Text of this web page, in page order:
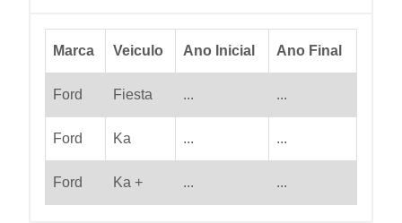
Marca Veiculo Ano Inicial Ano Final
Ford Fiesta ... ...
Ford Ka ... ...
Ford Ka + ... ...